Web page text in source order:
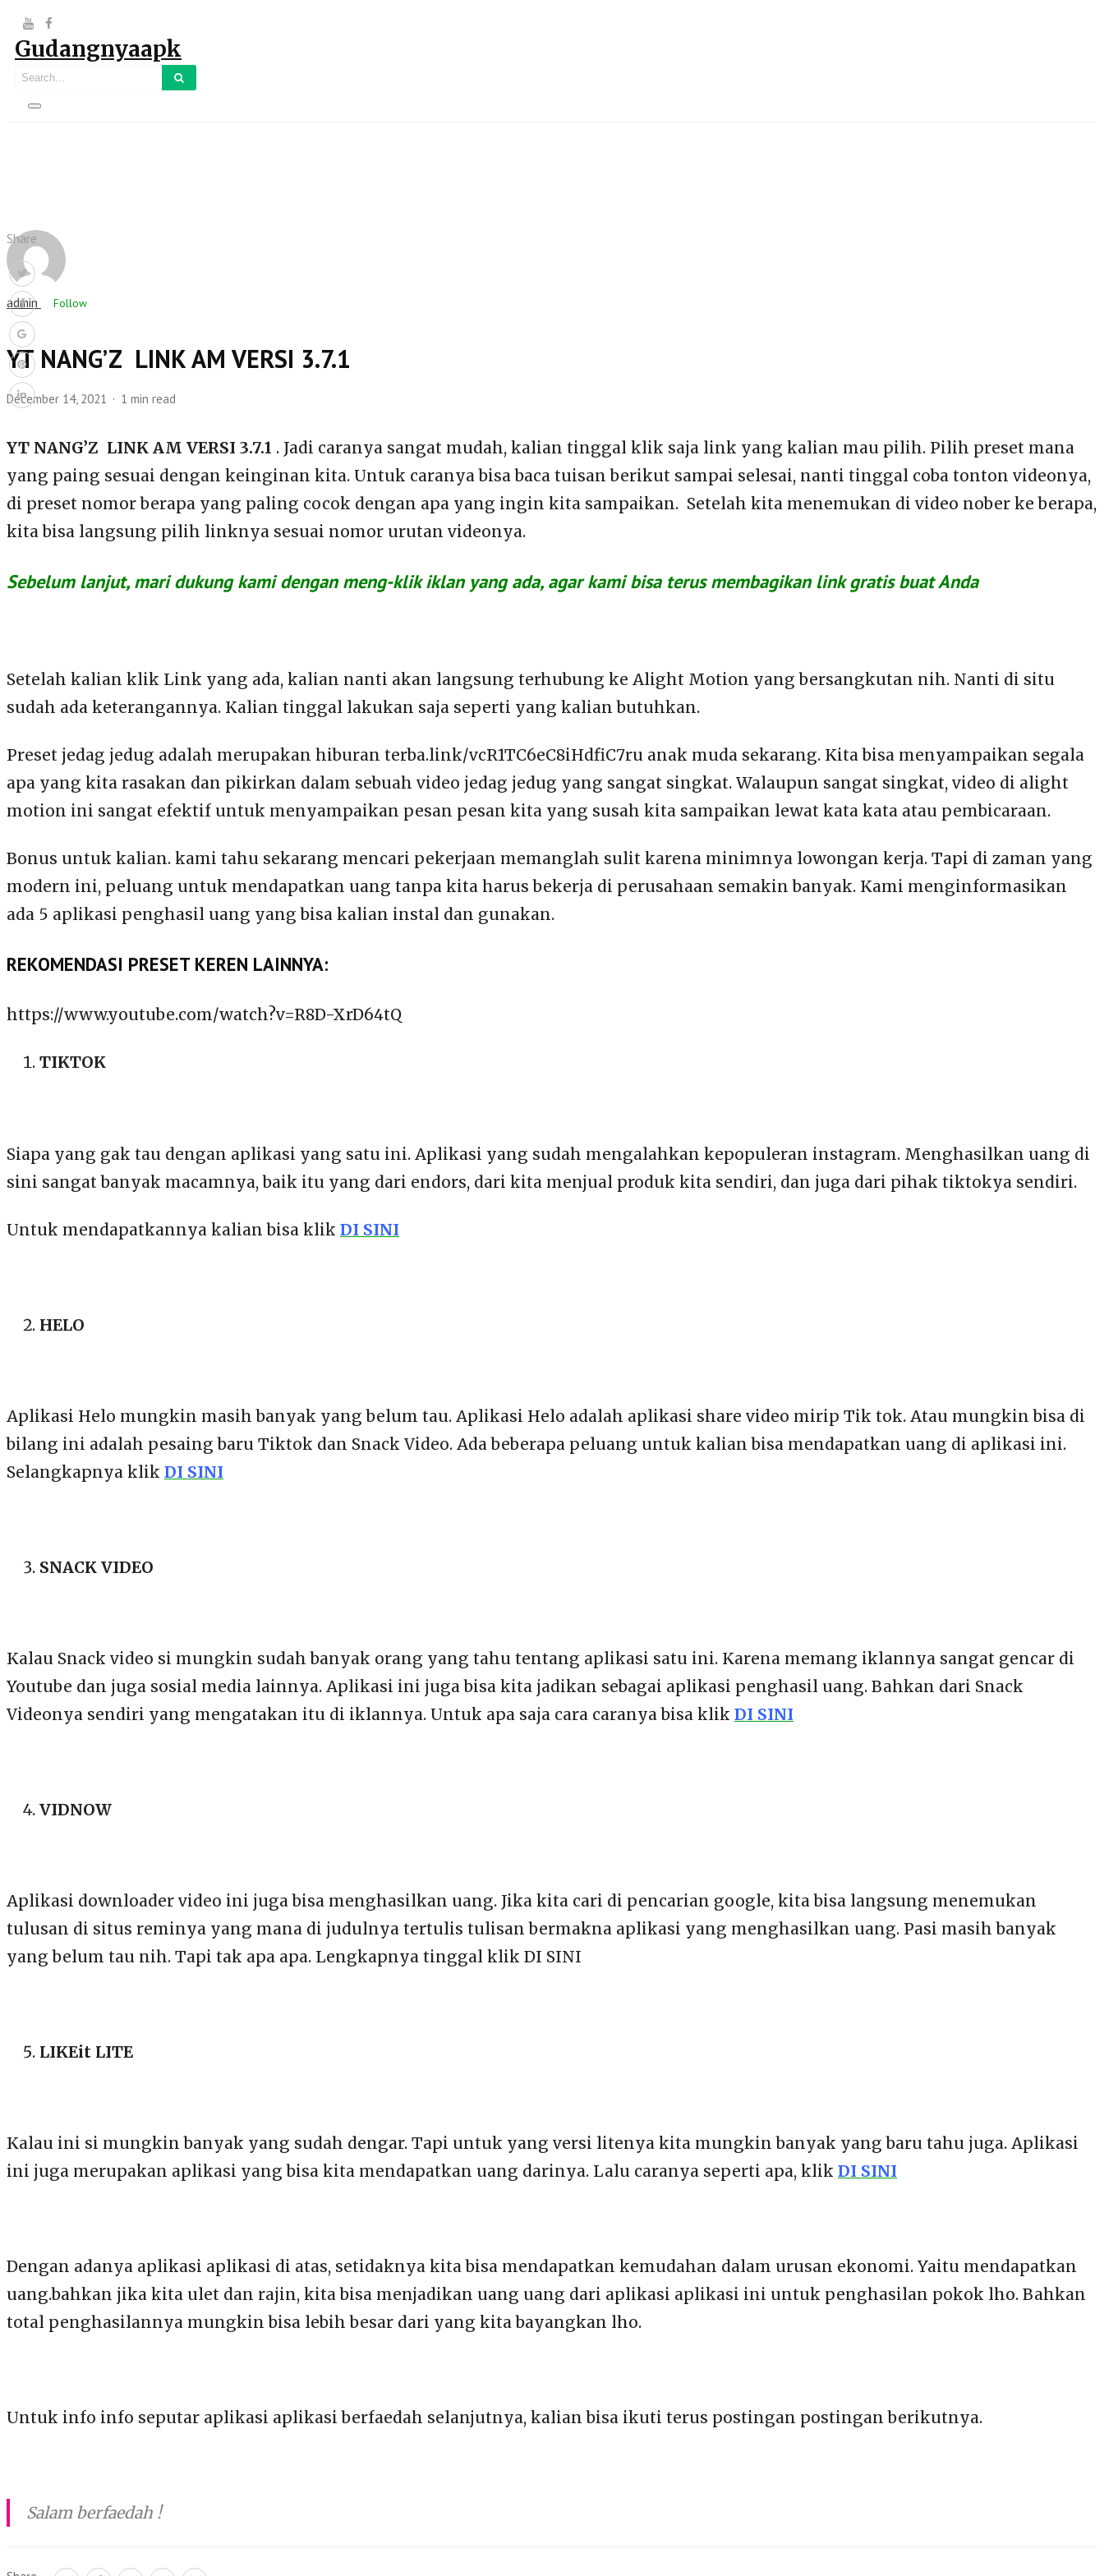
Gudangnyaapk
Share
admin Follow
YT NANG’Z LINK AM VERSI 3.7.1
December 14, 2021 1 min read
YT NANG’Z LINK AM VERSI 3.7.1 . Jadi caranya sangat mudah, kalian tinggal klik saja link yang kalian mau pilih. Pilih preset mana
yang paing sesuai dengan keinginan kita. Untuk caranya bisa baca tuisan berikut sampai selesai, nanti tinggal coba tonton videonya,
di preset nomor berapa yang paling cocok dengan apa yang ingin kita sampaikan. Setelah kita menemukan di video nober ke berapa,
kita bisa langsung pilih linknya sesuai nomor urutan videonya.
Sebelum lanjut, mari dukung kami dengan meng-klik iklan yang ada, agar kami bisa terus membagikan link gratis buat Anda
Setelah kalian klik Link yang ada, kalian nanti akan langsung terhubung ke Alight Motion yang bersangkutan nih. Nanti di situ
sudah ada keterangannya. Kalian tinggal lakukan saja seperti yang kalian butuhkan.
Preset jedag jedug adalah merupakan hiburan terba.link/vcR1TC6eC8iHdfiC7ru anak muda sekarang. Kita bisa menyampaikan segala
apa yang kita rasakan dan pikirkan dalam sebuah video jedag jedug yang sangat singkat. Walaupun sangat singkat, video di alight
motion ini sangat efektif untuk menyampaikan pesan pesan kita yang susah kita sampaikan lewat kata kata atau pembicaraan.
Bonus untuk kalian. kami tahu sekarang mencari pekerjaan memanglah sulit karena minimnya lowongan kerja. Tapi di zaman yang
modern ini, peluang untuk mendapatkan uang tanpa kita harus bekerja di perusahaan semakin banyak. Kami menginformasikan
ada 5 aplikasi penghasil uang yang bisa kalian instal dan gunakan.
REKOMENDASI PRESET KEREN LAINNYA:
https://www.youtube.com/watch?v=R8D-XrD64tQ
TIKTOK
Siapa yang gak tau dengan aplikasi yang satu ini. Aplikasi yang sudah mengalahkan kepopuleran instagram. Menghasilkan uang di
sini sangat banyak macamnya, baik itu yang dari endors, dari kita menjual produk kita sendiri, dan juga dari pihak tiktokya sendiri.
Untuk mendapatkannya kalian bisa klik DI SINI
HELO
Aplikasi Helo mungkin masih banyak yang belum tau. Aplikasi Helo adalah aplikasi share video mirip Tik tok. Atau mungkin bisa di
bilang ini adalah pesaing baru Tiktok dan Snack Video. Ada beberapa peluang untuk kalian bisa mendapatkan uang di aplikasi ini.
Selangkapnya klik DI SINI
SNACK VIDEO
Kalau Snack video si mungkin sudah banyak orang yang tahu tentang aplikasi satu ini. Karena memang iklannya sangat gencar di
Youtube dan juga sosial media lainnya. Aplikasi ini juga bisa kita jadikan sebagai aplikasi penghasil uang. Bahkan dari Snack
Videonya sendiri yang mengatakan itu di iklannya. Untuk apa saja cara caranya bisa klik DI SINI
VIDNOW
Aplikasi downloader video ini juga bisa menghasilkan uang. Jika kita cari di pencarian google, kita bisa langsung menemukan
tulusan di situs reminya yang mana di judulnya tertulis tulisan bermakna aplikasi yang menghasilkan uang. Pasi masih banyak
yang belum tau nih. Tapi tak apa apa. Lengkapnya tinggal klik DI SINI
LIKEit LITE
Kalau ini si mungkin banyak yang sudah dengar. Tapi untuk yang versi litenya kita mungkin banyak yang baru tahu juga. Aplikasi
ini juga merupakan aplikasi yang bisa kita mendapatkan uang darinya. Lalu caranya seperti apa, klik DI SINI
Dengan adanya aplikasi aplikasi di atas, setidaknya kita bisa mendapatkan kemudahan dalam urusan ekonomi. Yaitu mendapatkan
uang.bahkan jika kita ulet dan rajin, kita bisa menjadikan uang uang dari aplikasi aplikasi ini untuk penghasilan pokok lho. Bahkan
total penghasilannya mungkin bisa lebih besar dari yang kita bayangkan lho.
Untuk info info seputar aplikasi aplikasi berfaedah selanjutnya, kalian bisa ikuti terus postingan postingan berikutnya.
Salam berfaedah !